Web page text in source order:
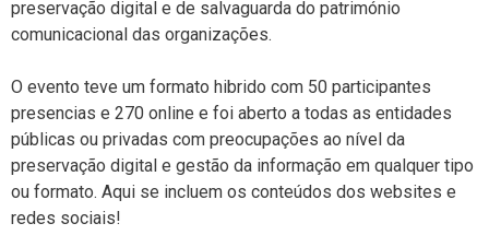
preservação digital e de salvaguarda do património
comunicacional das organizações.
O evento teve um formato hibrido com 50 participantes
presencias e 270 online e foi aberto a todas as entidades
públicas ou privadas com preocupações ao nível da
preservação digital e gestão da informação em qualquer tipo
ou formato. Aqui se incluem os conteúdos dos websites e
redes sociais!